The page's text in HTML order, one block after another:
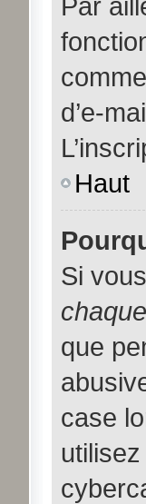
d’e-
Haut
Si
que
case